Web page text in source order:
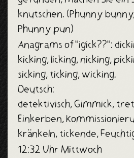
knutschen. (Phunny
Phunny pun)
Anagrams of "igick??":
kicking, licking, nicking,
sicking, ticking, wicking.
Deutsch:
detektivisch, Gimmick,
Einkerben,
kränkeln, tickende,
12:32 Uhr Mittwoch